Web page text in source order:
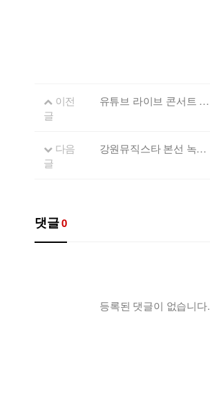
이전
글
유튜브 라이브 콘서트 'FLL' 열한번째 게스트 - 런디
다음
글
강원뮤직스타 본선 녹화영상 업로드 일정 안내
댓글0
등록된 댓글이 없습니다.